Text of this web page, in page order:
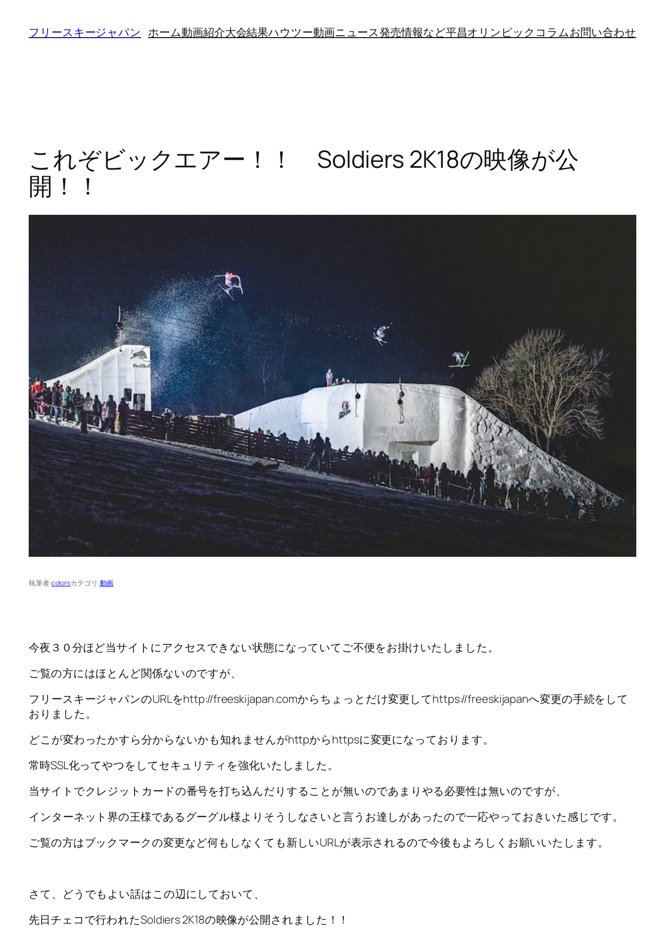
フリースキージャパン ホーム動画紹介大会結果ハウツー動画ニュース発売情報など平昌オリンピック コラムお問い合わせ
これぞビックエアー！！ Soldiers 2K18の映像が公
開！！
執筆者:colorsカテゴリ:動画
今夜３０分ほど当サイトにアクセスできない状態になっていてご不便をお掛けいたしました。
ご覧の方にはほとんど関係ないのですが、
フリースキージャパンのURLをhttp://freeskijapan.comからちょっとだけ変更してhttps://freeskijapanへ変更の手続をして
おりました。
どこが変わったかすら分からないかも知れませんがhttpからhttpsに変更になっております。
常時SSL化ってやつをしてセキュリティを強化いたしました。
当サイトでクレジットカードの番号を打ち込んだりすることが無いのであまりやる必要性は無いのですが、
インターネット界の王様であるグーグル様よりそうしなさいと言うお達しがあったので一応やっておきいた感じです。
ご覧の方はブックマークの変更など何もしなくても新しいURLが表示されるので今後もよろしくお願いいたします。
さて、どうでもよい話はこの辺にしておいて、
先日チェコで行われたSoldiers 2K18の映像が公開されました！！